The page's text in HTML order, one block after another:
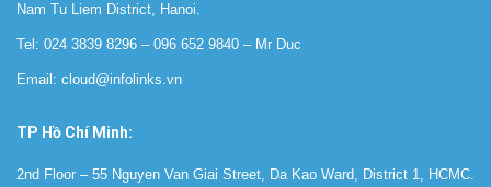
Nam Tu Liem District, Hanoi.
Tel: 024 3839 8296 – 096 652 9840 ‬ – Mr Duc
Email: cloud@infolinks.vn
TP Hồ Chí Minh:
2nd Floor – 55 Nguyen Van Giai Street, Da Kao Ward, District 1, HCMC.